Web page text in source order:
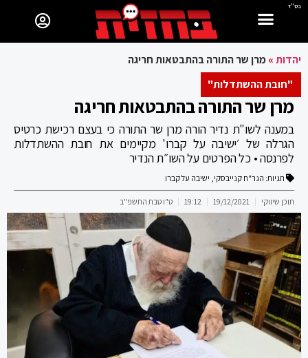
בס"ד
יהדות»מרן שר התורה בהתבטאות חריגה
"חובת ההשתדלות"
מרן שר התורה בהתבטאות חריגה
במענה לשו"ת נדיר הורה מרן שר התורה כי בעצם רכישת כרטיס
הגרלה של ׳ישיבה על קברו' מקיימים את חובת ההשתדלות
לפרנסה • כל הפרטים על השו״ת הנדיר
תגיות: הגר"ח קנייבסקי, ישיבה על קברו
תוכן שיווקי 19/12/2021
19:12 ט"ו טבת התשפ"ב